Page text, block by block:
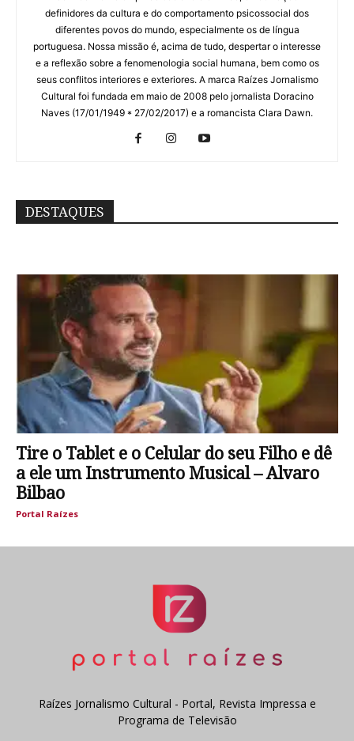
definidores da cultura e do comportamento psicossocial dos
diferentes povos do mundo, especialmente os de língua
portuguesa. Nossa missão é, acima de tudo, despertar o interesse
e a reflexão sobre a fenomenologia social humana, bem como os
seus conflitos interiores e exteriores. A marca Raízes Jornalismo
Cultural foi fundada em maio de 2008 pelo jornalista Doracino
Naves (17/01/1949 * 27/02/2017) e a romancista Clara Dawn.
DESTAQUES
Tire o Tablet e o Celular do seu Filho e dê
a ele um Instrumento Musical – Alvaro
Bilbao
Portal Raízes
Raízes Jornalismo Cultural - Portal, Revista Impressa e
Programa de Televisão